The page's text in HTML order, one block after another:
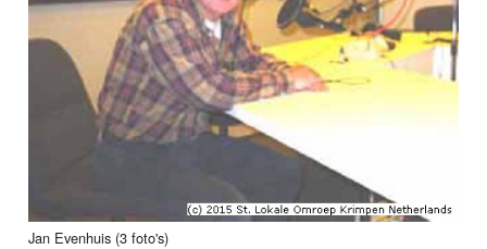
Jan Evenhuis (3 foto's)